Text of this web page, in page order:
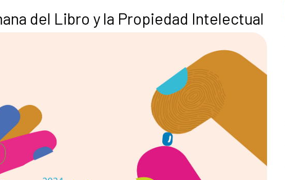
del Libro y la Propiedad Intelectual